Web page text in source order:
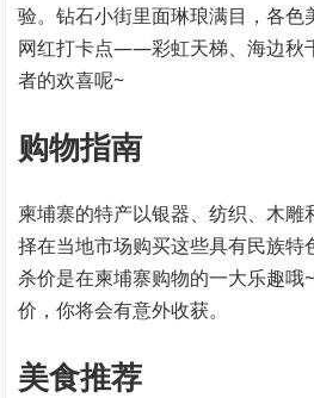
验。钻石小街里面琳琅满目，各色
网红打卡点——彩虹天梯、海边秋
者的欢喜呢~
购物指南
柬埔寨的特产以银器、纺织、木
择在当地市场购买这些具有民族特
杀价是在柬埔寨购物的一大乐趣哦
价，你将会有意外收获。
美食推荐